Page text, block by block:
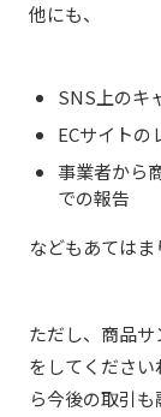
他にも、
SNS上のキ
ECサイトの
事業者から
での報告
などもあてはま
ただし、商品
をしてくださ
ら今後の取引